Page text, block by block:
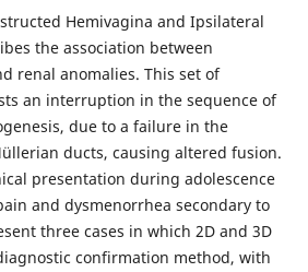
Hemivagina and Ipsilateral
the association between
renal anomalies. This set of
an interruption in the sequence of
due to a failure in the
ducts, causing altered fusion.
presentation during adolescence
and dysmenorrhea secondary to
three cases in which 2D and 3D
confirmation method, with